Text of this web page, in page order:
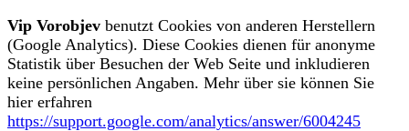
Vip Vorobjev benutzt Cookies von anderen Herstellern
(Google Analytics). Diese Cookies dienen für anonyme
Statistik über Besuchen der Web Seite und inkludieren
keine persönlichen Angaben. Mehr über sie können Sie
hier erfahren
https://support.google.com/analytics/answer/6004245